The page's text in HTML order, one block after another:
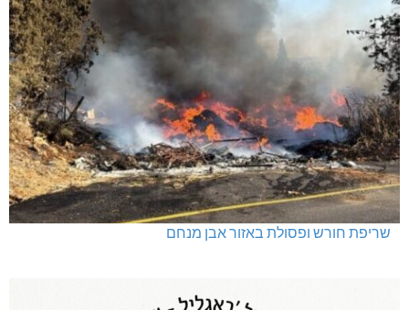
שריפת חורש ופסולת באזור אבן מנחם